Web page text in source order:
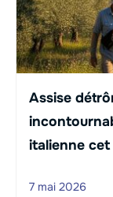
Assise
italienne
7 mai 2026